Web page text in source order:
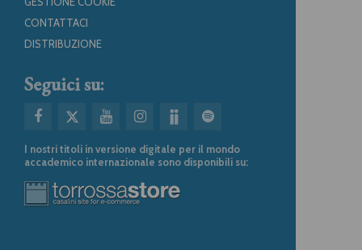
CONTATTACI
DISTRIBUZIONE
Seguici su:
I nostri titoli in versione digitale per il mondo
accademico internazionale sono disponibili su: